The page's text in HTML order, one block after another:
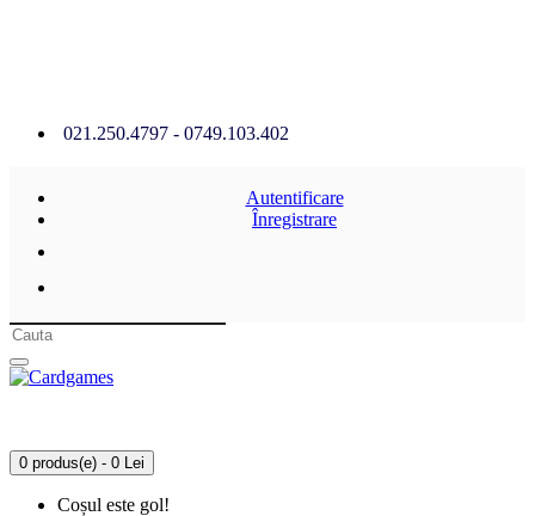
021.250.4797 - 0749.103.402
Autentificare
Înregistrare
0 produs(e) - 0 Lei
Coșul este gol!